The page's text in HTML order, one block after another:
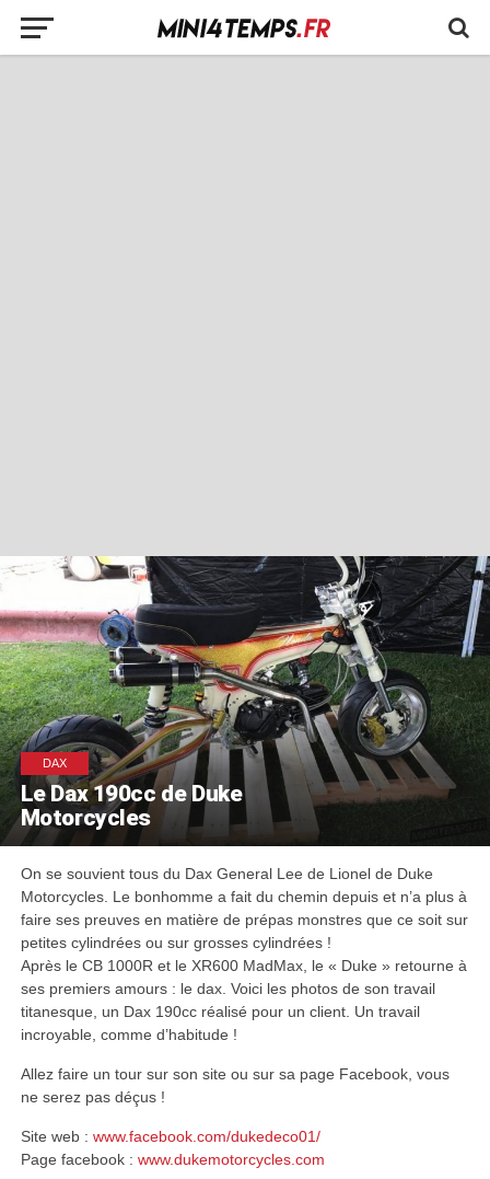
DAX
Le Dax 190cc de Duke
Motorcycles
On se souvient tous du Dax General Lee de Lionel de Duke
Motorcycles. Le bonhomme a fait du chemin depuis et n’a plus à
faire ses preuves en matière de prépas monstres que ce soit sur
petites cylindrées ou sur grosses cylindrées !
Après le CB 1000R et le XR600 MadMax, le « Duke » retourne à
ses premiers amours : le dax. Voici les photos de son travail
titanesque, un Dax 190cc réalisé pour un client. Un travail
incroyable, comme d’habitude !
Allez faire un tour sur son site ou sur sa page Facebook, vous
ne serez pas déçus !
Site web : www.facebook.com/dukedeco01/
Page facebook : www.dukemotorcycles.com